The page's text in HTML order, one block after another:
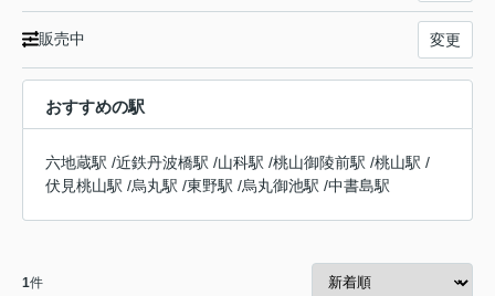
販売中 変更
おすすめの駅
六地蔵駅 /近鉄丹波橋駅 /山科駅 /桃山御陵前駅 /桃山駅 /
伏見桃山駅 /烏丸駅 /東野駅 /烏丸御池駅 /中書島駅
1件